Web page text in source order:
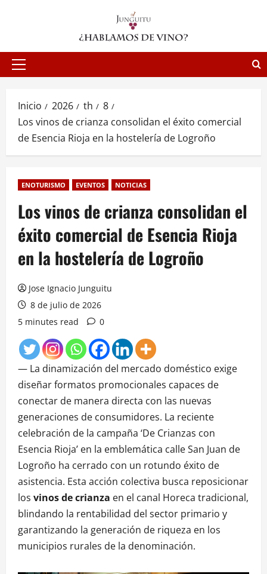
Menú
Inicio 2026 th
8
Los vinos de crianza consolidan el éxito comercial
de Esencia Rioja en la hostelería de Logroño
ENOTURISMO EVENTOS NOTICIAS
Los vinos de crianza consolidan el
éxito comercial de Esencia Rioja
en la hostelería de Logroño
Jose Ignacio Junguitu
8 de julio de 2026
5 minutes read
0
— La dinamización del mercado doméstico exige
diseñar formatos promocionales capaces de
conectar de manera directa con las nuevas
generaciones de consumidores. La reciente
celebración de la campaña ‘De Crianzas con
Esencia Rioja’ en la emblemática calle San Juan de
Logroño ha cerrado con un rotundo éxito de
asistencia. Esta acción colectiva busca reposicionar
los vinos de crianza en el canal Horeca tradicional,
blindando la rentabilidad del sector primario y
garantizando la generación de riqueza en los
municipios rurales de la denominación.